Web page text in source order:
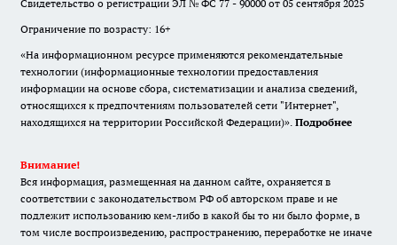
Свидетельство о регистрации ЭЛ № ФС 77 - 90000 от 05 сентября 2025
Ограничение по возрасту: 16+
«На информационном ресурсе применяются рекомендательные
технологии (информационные технологии предоставления
информации на основе сбора, систематизации и анализа сведений,
относящихся к предпочтениям пользователей сети "Интернет",
находящихся на территории Российской Федерации)». Подробнее
Внимание!
Вся информация, размещенная на данном сайте, охраняется в
соответствии с законодательством РФ об авторском праве и не
подлежит использованию кем-либо в какой бы то ни было форме, в
том числе воспроизведению, распространению, переработке не иначе